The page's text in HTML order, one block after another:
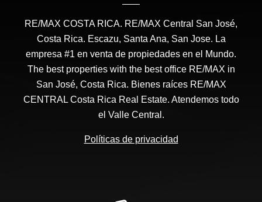
RE/MAX COSTA RICA. RE/MAX Central San José,
Costa Rica. Escazu, Santa Ana, San Jose. La
empresa #1 en venta de propiedades en el Mundo.
The best properties with the best office RE/MAX in
San José, Costa Rica. Bienes raíces RE/MAX
CENTRAL Costa Rica Real Estate. Atendemos todo
el Valle Central.
Políticas de privacidad